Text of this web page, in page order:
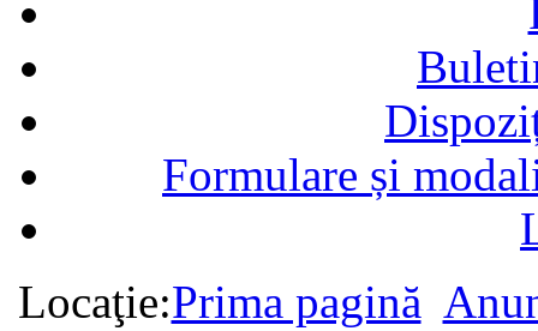
Formulare și
Locaţie:Prima pagină